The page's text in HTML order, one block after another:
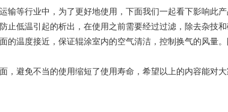
行业中，为了更好地使用，下面我们一起看下影响此产
温引起的析出，在使用之前需要经过过滤，除去杂技和
温度接近，保证辊涂室内的空气清洁，控制换气的风量。
免不当的使用缩短了使用寿命，希望以上的内容能对大